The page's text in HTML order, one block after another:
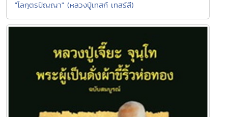
"โลกุตรปัญญา" (หลวงปู่เทสก์ เทสรัสี)